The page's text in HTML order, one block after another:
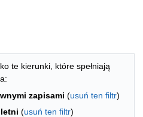
indeks alfabetyczny
te kierunki, które spełniają
zapisami (usuń ten filtr)
letni (usuń ten filtr)